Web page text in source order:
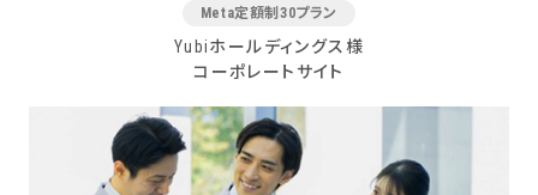
Meta定額制30プラン
Yubiホールディングス様
コーポレートサイト